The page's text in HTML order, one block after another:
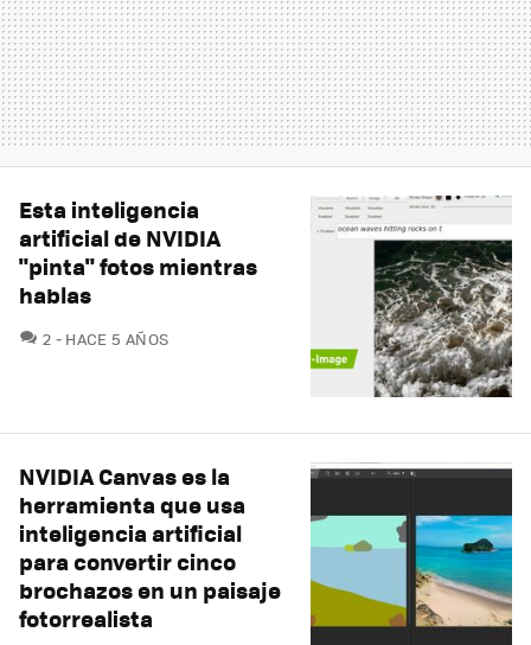
Esta inteligencia
artificial de NVIDIA
"pinta" fotos mientras
hablas
2 COMENTARIOS
HACE 5 AÑOS
NVIDIA Canvas es la
herramienta que usa
inteligencia artificial
para convertir cinco
brochazos en un paisaje
fotorrealista